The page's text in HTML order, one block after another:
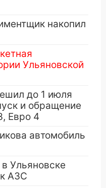
накопил
Ульяновской
до 1 июля
и обращение
Евро 4
автомобиль
Ульяновске
АЗС